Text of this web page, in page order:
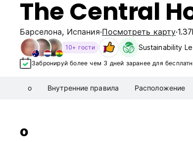
The Central
Барселона, Испания Посмотреть карту
10+ гости Sustainability
Забронируй более чем 3 дней заранее для
о Внутренние правила Расположение
о